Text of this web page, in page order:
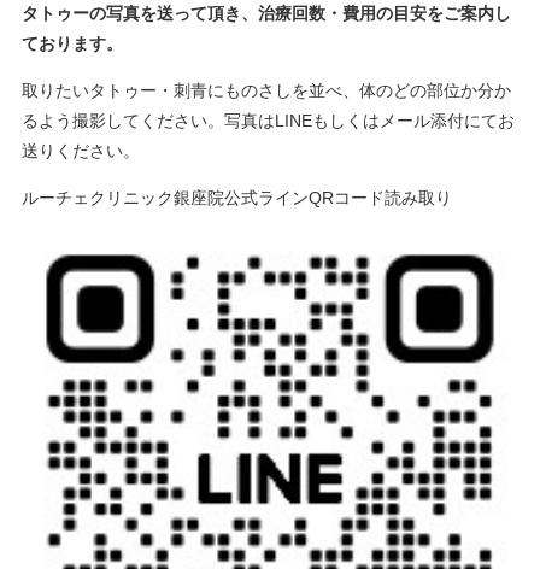
タトゥーの写真を送って頂き、治療回数・費用の目安をご案内し
ております。
取りたいタトゥー・刺青にものさしを並べ、体のどの部位か分か
るよう撮影してください。写真はLINEもしくはメール添付にてお
送りください。
ルーチェクリニック銀座院公式ラインQRコード読み取り